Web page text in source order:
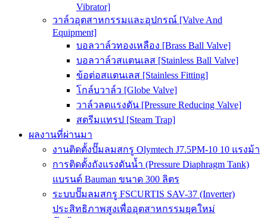
Vibrator]
วาล์วอุตสาหกรรมและอุปกรณ์ [Valve And
Equipment]
บอลวาล์วทองเหลือง [Brass Ball Valve]
บอลวาล์วสแตนเลส [Stainless Ball Valve]
ข้อต่อสแตนเลส [Stainless Fitting]
โกล์บวาล์ว [Globe Valve]
วาล์วลดแรงดัน [Pressure Reducing Valve]
สตรีมแทรป [Steam Trap]
ผลงานที่ผ่านมา
งานติดตั้งปั๊มลมสกรู Olymtech J7.5PM-10 10 แรงม้า
การติดตั้งถังแรงดันน้ำ (Pressure Diaphragm Tank)
แบรนด์ Bauman ขนาด 300 ลิตร
ระบบปั๊มลมสกรู FSCURTIS SAV-37 (Inverter)
ประสิทธิภาพสูงเพื่ออุตสาหกรรมยุคใหม่